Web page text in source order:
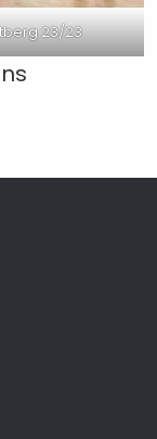
23/23